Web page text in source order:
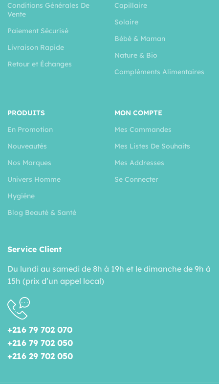
Conditions Générales De
Vente
Paiement Sécurisé
Livraison Rapide
Retour et Échanges
Capillaire
Solaire
Bébé & Maman
Nature & Bio
Compléments Alimentaires
PRODUITS
En Promotion
Nouveautés
Nos Marques
Univers Homme
Hygiéne
Blog Beauté & Santé
MON COMPTE
Mes Commandes
Mes Listes De Souhaits
Mes Addresses
Se Connecter
Service Client
Du lundi au samedi de 8h à 19h et le dimanche de 9h à
15h (prix d’un appel local)
+216 79 702 070
+216 79 702 050
+216 29 702 050